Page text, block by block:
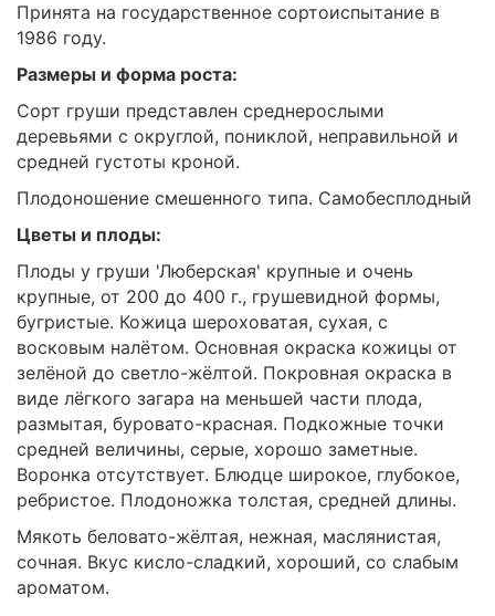
Принята на государственное сортоиспытание в
1986 году.
Размеры и форма роста:
Сорт груши представлен среднерослыми
деревьями с округлой, пониклой, неправильной и
средней густоты кроной.
Плодоношение смешенного типа. Самобесплодный
Цветы и плоды:
Плоды у груши 'Люберская' крупные и очень
крупные, от 200 до 400 г., грушевидной формы,
бугристые. Кожица шероховатая, сухая, с
восковым налётом. Основная окраска кожицы от
зелёной до светло-жёлтой. Покровная окраска в
виде лёгкого загара на меньшей части плода,
размытая, буровато-красная. Подкожные точки
средней величины, серые, хорошо заметные.
Воронка отсутствует. Блюдце широкое, глубокое,
ребристое. Плодоножка толстая, средней длины.
Мякоть беловато-жёлтая, нежная, маслянистая,
сочная. Вкус кисло-сладкий, хороший, со слабым
ароматом.